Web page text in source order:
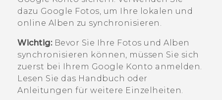
dazu Google Fotos, um Ihre lokalen und
online Alben zu synchronisieren.
Wichtig:Bevor Sie Ihre Fotos und Alben
synchronisieren können, müssen Sie sich
zuerst bei Ihrem Google Konto anmelden.
Lesen Sie das Handbuch oder
Anleitungen für weitere Einzelheiten.